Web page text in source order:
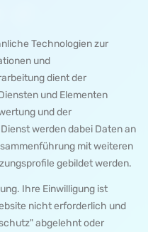
Technologien zur
und
dient der
und Elementen
und der
werden dabei Daten an
mit weiteren
gebildet werden.
Ihre Einwilligung ist
nicht erforderlich und
abgelehnt oder